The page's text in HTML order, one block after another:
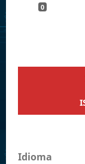
0
Idioma